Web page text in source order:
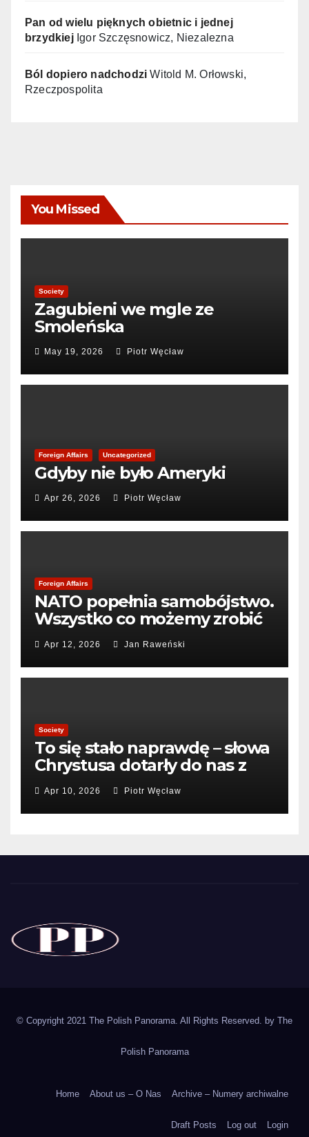
Pan od wielu pięknych obietnic i jednej
brzydkiejIgor Szczęsnowicz, Niezalezna
Ból dopiero nadchodzi Witold M. Orłowski,
Rzeczpospolita
You Missed
Society
Zagubieni we mgle ze
Smoleńska
May 19, 2026 Piotr Węcław
Foreign Affairs Uncategorized
Gdyby nie było Ameryki
Apr 26, 2026 Piotr Węcław
Foreign Affairs
NATO popełnia samobójstwo.
Wszystko co możemy zrobić
to pogrzebać sojusz
Apr 12, 2026 Jan Raweński
Society
To się stało naprawdę – słowa
Chrystusa dotarły do nas z
Apr 10, 2026 Piotr Węcław
© Copyright 2021 The Polish Panorama. All Rights Reserved. by The
Polish Panorama
Home About us – O Nas Archive – Numery archiwalne
Draft Posts Log out Login